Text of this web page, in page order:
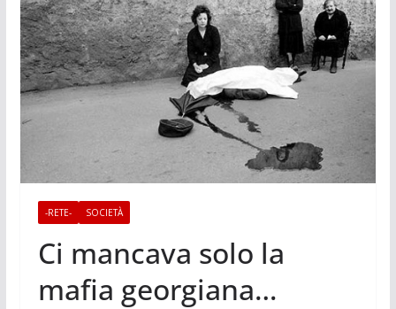
-RETE- SOCIETÀ
Ci mancava solo la
mafia georgiana…